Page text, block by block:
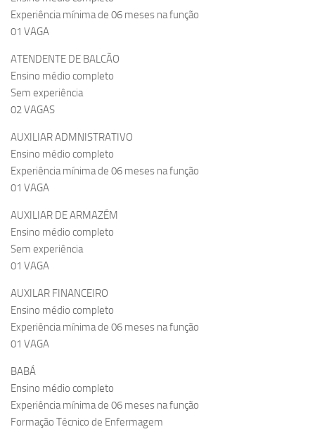
Experiência mínima de 06 meses na função
01 VAGA
ATENDENTE DE BALCÃO
Ensino médio completo
Sem experiência
02 VAGAS
AUXILIAR ADMNISTRATIVO
Ensino médio completo
Experiência mínima de 06 meses na função
01 VAGA
AUXILIAR DE ARMAZÉM
Ensino médio completo
Sem experiência
01 VAGA
AUXILAR FINANCEIRO
Ensino médio completo
Experiência mínima de 06 meses na função
01 VAGA
BABÁ
Ensino médio completo
Experiência mínima de 06 meses na função
Formação Técnico de Enfermagem